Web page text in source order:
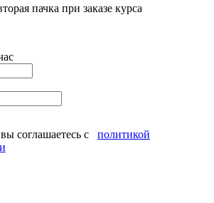
пачка при заказе курса
соглашаетесь с политикой